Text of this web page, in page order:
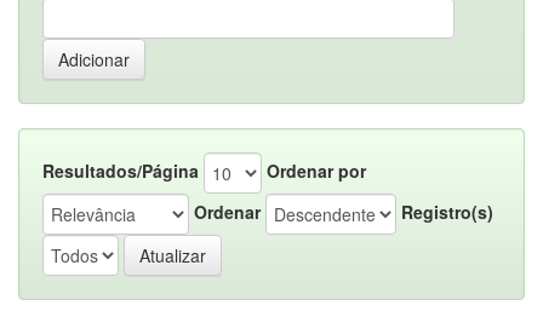
Resultados/Página
Ordenar por
Ordenar
Registro(s)